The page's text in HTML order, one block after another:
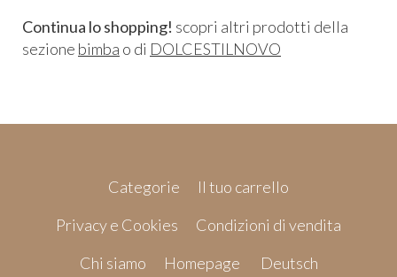
Continua lo shopping! scopri altri prodotti della
sezione bimba o di DOLCESTILNOVO
Categorie
Il tuo carrello
Privacy e Cookies
Condizioni di vendita
Chi siamo
Homepage
Deutsch